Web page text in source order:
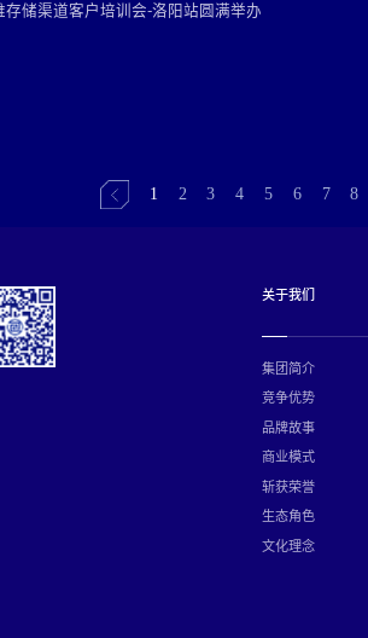
存储渠道客户培训会-洛阳站圆满举办
1 2 3 4 5 6 7 8
关于我们
集团简介
竞争优势
品牌故事
商业模式
斩获荣誉
生态角色
文化理念